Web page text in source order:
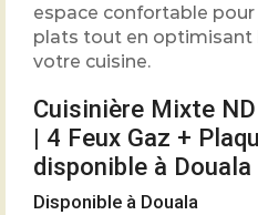
espace confortable
plats tout en optimisant
votre cuisine.
Cuisinière Mixte
| 4 Feux Gaz +
disponible à Douala
Disponible à Douala